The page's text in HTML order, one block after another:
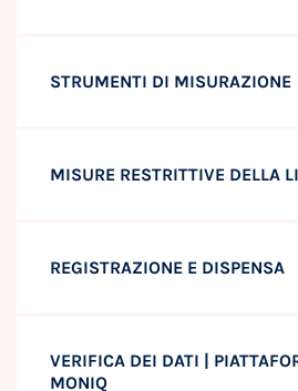
STRUMENTI DI MISURAZIONE
MISURE RESTRITTIVE DELLA
REGISTRAZIONE E DISPENSA
VERIFICA DEI DATI |
MONIQ